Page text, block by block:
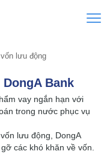
lưu động
Bank
vay ngắn hạn với
trong nước phục vụ
lưu động, DongA
các khó khăn về vốn.